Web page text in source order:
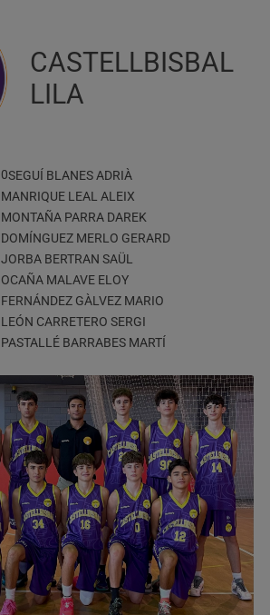
CASTELLBISBAL
LILA
0SEGUÍ BLANES ADRIÀ
MANRIQUE LEAL ALEIX
MONTAÑA PARRA DAREK
DOMÍNGUEZ MERLO GERARD
JORBA BERTRAN SAÜL
OCAÑA MALAVE ELOY
FERNÁNDEZ GÀLVEZ MARIO
LEÓN CARRETERO SERGI
PASTALLÉ BARRABES MARTÍ